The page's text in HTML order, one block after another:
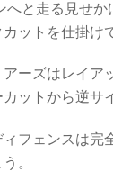
へと走る見せ
ットを仕掛け
ーズはレイ
ットから逆サ
フェンスは
。